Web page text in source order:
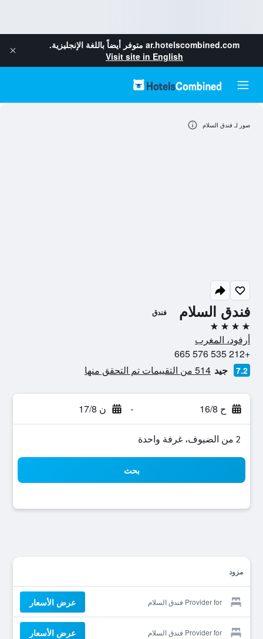
ar.hotelscombined.com متوفر أيضاً باللغة الإنجليزية.
Visit site in English
فندق السلام فندق
4 نجوم
أرفود، المغرب
+212 535 576 665
7.2 جيد 514 من التقييمات تم التحقق منها
ح 16/8 - ن 17/8
2 من الضيوف، غرفة واحدة
بحث
مزود
Provider for فندق السلام عرض الأسعار
Provider for فندق السلام عرض الأسعار
صور لـ فندق السلام